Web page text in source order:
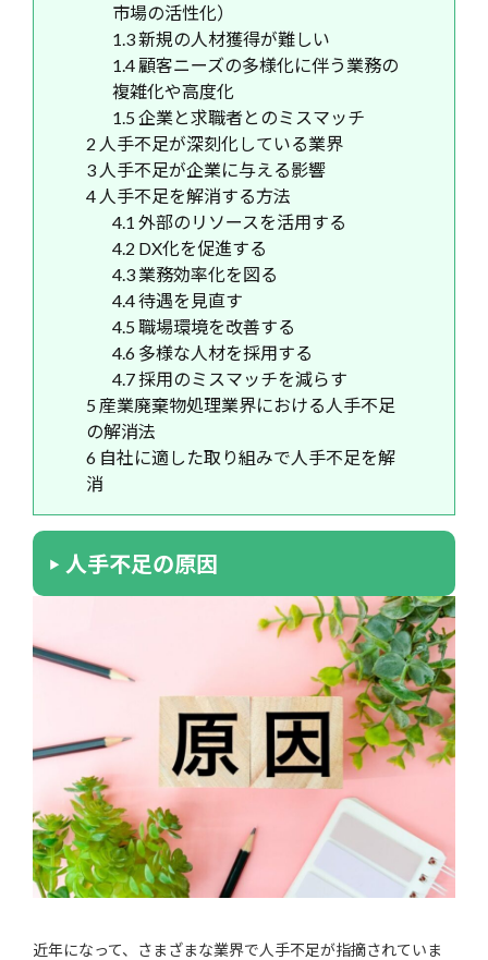
市場の活性化）
1.3新規の人材獲得が難しい
1.4 顧客ニーズの多様化に伴う業務の
複雑化や高度化
1.5企業と求職者とのミスマッチ
2 人手不足が深刻化している業界
3 人手不足が企業に与える影響
4 人手不足を解消する方法
4.1 外部のリソースを活用する
4.2 DX化を促進する
4.3 業務効率化を図る
4.4待遇を見直す
4.5職場環境を改善する
4.6 多様な人材を採用する
4.7採用のミスマッチを減らす
5 産業廃棄物処理業界における人手不足
の解消法
6 自社に適した取り組みで人手不足を解
消
人手不足の原因
近年になって、さまざまな業界で人手不足が指摘されていま